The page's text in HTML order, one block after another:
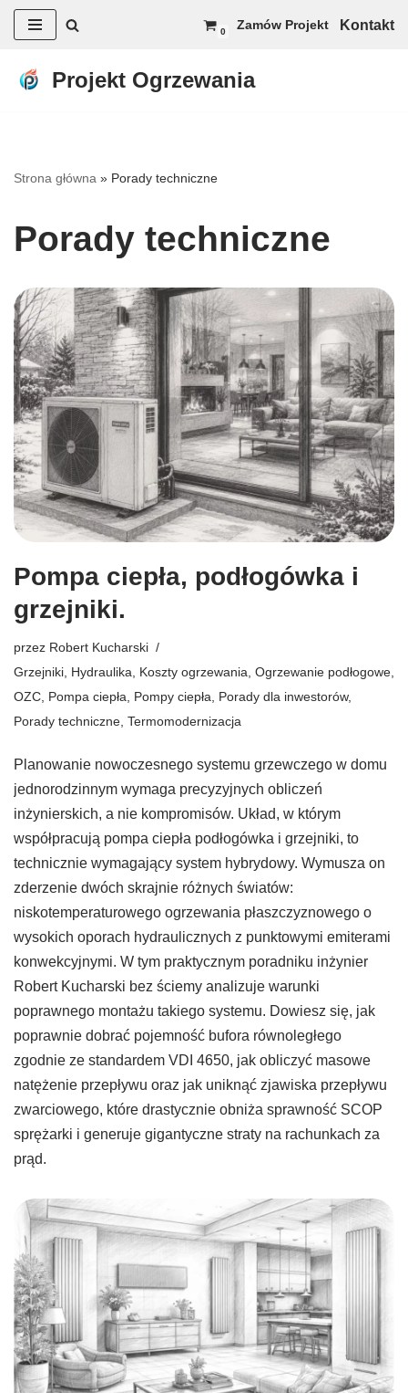
do
0 Zamów Projekt Kontakt
Projekt Ogrzewania
Strona główna » Porady techniczne
Porady techniczne
Pompa ciepła, podłogówka i
grzejniki.
przez Robert Kucharski
Grzejniki Hydraulika Koszty ogrzewania Ogrzewanie podłogowe
OZC Pompa ciepła Pompy ciepła Porady dla inwestorów,
Porady techniczne Termomodernizacja
Planowanie nowoczesnego systemu grzewczego w domu
jednorodzinnym wymaga precyzyjnych obliczeń
inżynierskich, a nie kompromisów. Układ, w którym
współpracują pompa ciepła podłogówka i grzejniki, to
technicznie wymagający system hybrydowy. Wymusza on
zderzenie dwóch skrajnie różnych światów:
niskotemperaturowego ogrzewania płaszczyznowego o
wysokich oporach hydraulicznych z punktowymi emiterami
konwekcyjnymi. W tym praktycznym poradniku inżynier
Robert Kucharski bez ściemy analizuje warunki
poprawnego montażu takiego systemu. Dowiesz się, jak
poprawnie dobrać pojemność bufora równoległego
zgodnie ze standardem VDI 4650, jak obliczyć masowe
natężenie przepływu oraz jak uniknąć zjawiska przepływu
zwarciowego, które drastycznie obniża sprawność SCOP
sprężarki i generuje gigantyczne straty na rachunkach za
prąd.